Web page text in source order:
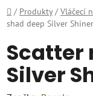
Domů
/ Produkty / Vláčecí
shad deep Silver
Scatter
Silver